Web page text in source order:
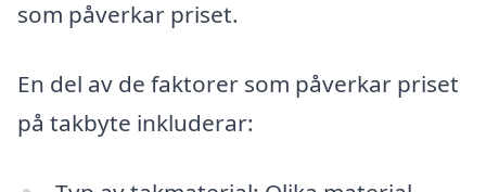
som påverkar priset.
En del av de faktorer som påverkar priset
på takbyte inkluderar: